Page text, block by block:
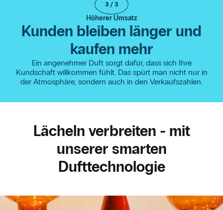
3 / 3
Höherer Umsatz
Kunden bleiben länger und
kaufen mehr
Ein angenehmer Duft sorgt dafür, dass sich Ihre
Kundschaft willkommen fühlt. Das spürt man nicht nur in
der Atmosphäre, sondern auch in den Verkaufszahlen.
Lächeln verbreiten - mit
unserer smarten
Dufttechnologie